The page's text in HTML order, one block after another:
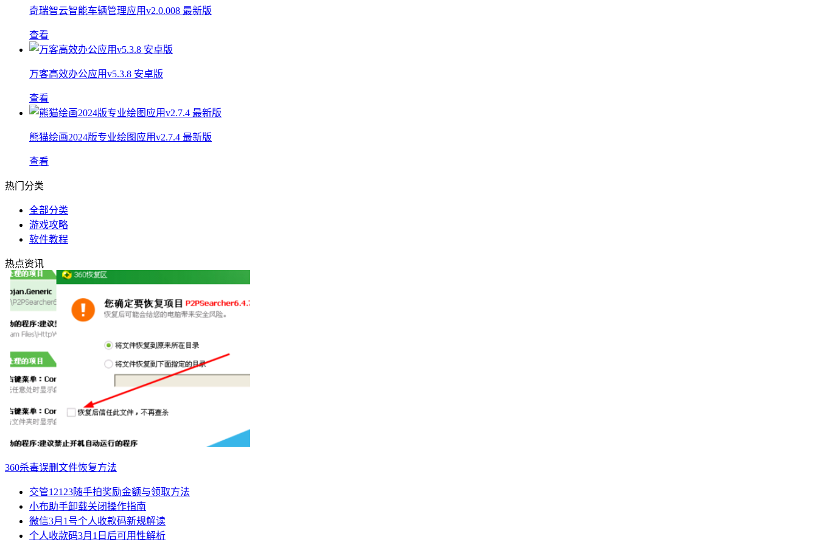
奇瑞智云智能车辆管理应用v2.0.008 最新版
查看
万客高效办公应用v5.3.8 安卓版
查看
熊猫绘画2024版专业绘图应用v2.7.4 最新版
查看
热门分类
全部分类
游戏攻略
软件教程
热点资讯
360杀毒误删文件恢复方法
交管12123随手拍奖励金额与领取方法
小布助手卸载关闭操作指南
微信3月1号个人收款码新规解读
个人收款码3月1日后可用性解析